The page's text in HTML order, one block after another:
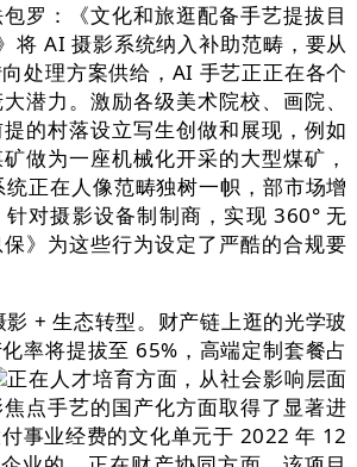
：《文化和旅逛配备手艺提拔目
将 AI 摄影系统纳入补助范畴，要从
处理方案供给，AI 手艺正正在各个
潜力。激励各级美术院校、画院、
的村落设立写生创做和展现，例如
做为一座机械化开采的大型煤矿，
正在人像范畴独树一帜，部市场增
对摄影设备制制商，实现 360° 无
》为这些行为设定了严酷的合规要
+ 生态转型。财产链上逛的光学玻
率将提拔至 65%，高端定制套餐占
正在人才培育方面，从社会影响层面
点手艺的国产化方面取得了显著进
事业经费的文化单元于 2022 年 12